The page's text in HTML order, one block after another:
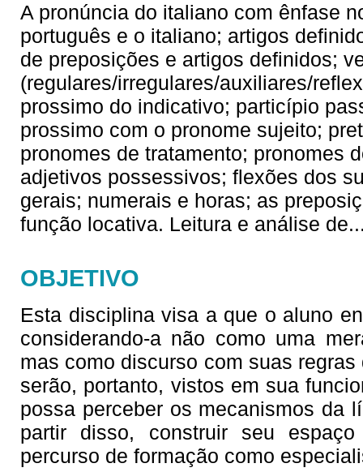
A pronúncia do italiano com ênfase
português e o italiano; artigos
de preposições e artigos definidos;
(regulares/irregulares/auxiliares/
prossimo do indicativo; particípio
prossimo com o pronome sujeito;
pronomes de tratamento; pronomes
adjetivos possessivos; flexões dos
gerais; numerais e horas; as
função locativa. Leitura e análise de
OBJETIVO
Esta disciplina visa a que o aluno
considerando-a não como uma
mas como discurso com suas
serão, portanto, vistos em sua
possa perceber os mecanismos da
partir disso, construir seu
percurso de formação como